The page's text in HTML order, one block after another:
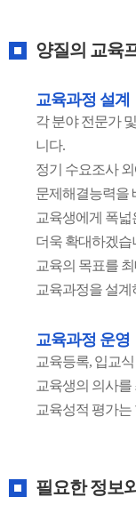
양질의 교육
교육과정 설계
각 분야 전문가
니다.
정기 수요조사
문제해결능력을
교육생에게 폭
더욱 확대하겠습
교육의 목표를
교육과정을 설계
교육과정 운영
교육등록, 입교
교육생의 의사
교육성적 평가
필요한 정보